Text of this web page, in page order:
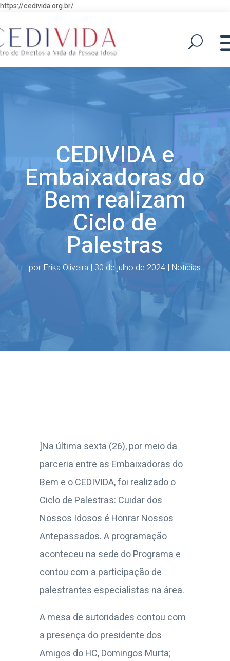
https://cedivida.org.br/
CEDIVIDA e
Embaixadoras do
Bem realizam
Ciclo de
Palestras
por Erika Oliveira | 30 de julho de 2024 | Notícias
]Na última sexta (26), por meio da
parceria entre as Embaixadoras do
Bem e o CEDIVIDA, foi realizado o
Ciclo de Palestras: Cuidar dos
Nossos Idosos é Honrar Nossos
Antepassados. A programação
aconteceu na sede do Programa e
contou com a participação de
palestrantes especialistas na área.
A mesa de autoridades contou com
a presença do presidente dos
Amigos do HC, Domingos Murta;